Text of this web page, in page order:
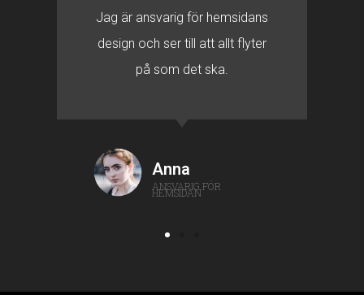
Jag är ansvarig för hemsidans
design och ser till att allt flyter
på som det ska.
Anna
ANSVARIG FÖR
HEMSIDAN